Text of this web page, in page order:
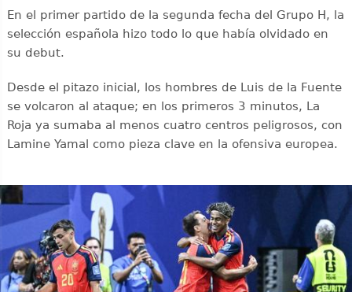
En el primer partido de la segunda fecha del Grupo H, la
selección española hizo todo lo que había olvidado en
su debut.
Desde el pitazo inicial, los hombres de Luis de la Fuente
se volcaron al ataque; en los primeros 3 minutos, La
Roja ya sumaba al menos cuatro centros peligrosos, con
Lamine Yamal como pieza clave en la ofensiva europea.